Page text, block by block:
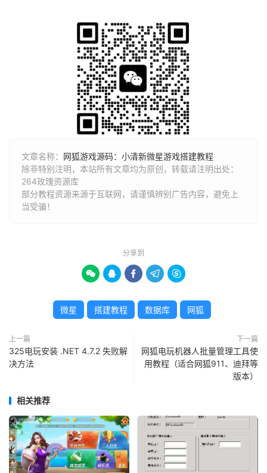
文章名称：
网狐游戏源码：小清新微星游戏搭建教程
除非特别注明，本站所有文章均为原创，转载请注明出处：
264玫瑰资源库
部分教程资源来源于互联网，请谨慎辨别广告内容，避免上
当受骗！
分享到
    
微星 搭建教程 数据库 网狐
上一篇
325电玩安装 .NET 4.7.2 失败解
决方法
下一篇
网狐电玩机器人批量管理工具使
用教程（适合网狐911、迪拜等
版本）
相关推荐